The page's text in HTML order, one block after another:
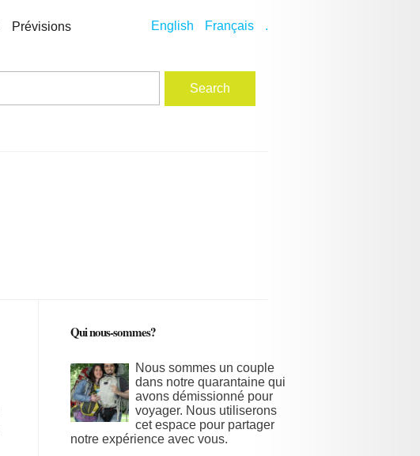
English Français .
Prévisions
Qui nous-sommes?
Nous sommes un couple
dans notre quarantaine qui
avons démissionné pour
voyager. Nous utiliserons
cet espace pour partager
notre expérience avec vous.